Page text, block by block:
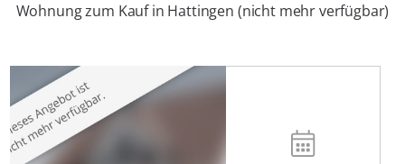
Wohnung zum Kauf in Hattingen (nicht mehr verfügbar)